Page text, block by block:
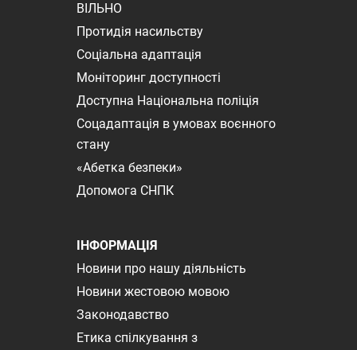
ВІЛЬНО
Протидія насильству
Соціальна адаптація
Моніторинг доступності
Доступна Національна поліція
Соцадаптація в умовах воєнного
стану
«Абетка безпеки»
Допомога СНПК
ІНФОРМАЦІЯ
Новини про нашу діяльність
Новини жестовою мовою
Законодавство
Етика спілкування з